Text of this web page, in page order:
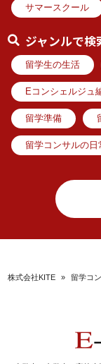
サマースクール
ジャンルで検
留学生の生活
Eコンシェルジュ
留学準備
留学コンサルの日
株式会社KITE » 留学コ